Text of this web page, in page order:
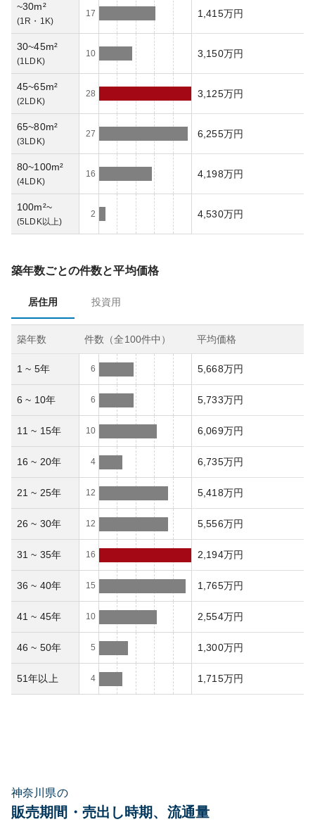
~30m²
(1R・1K)
17 1,415万円
30~45m²
(1LDK)
10 3,150万円
45~65m²
(2LDK)
28 3,125万円
65~80m²
(3LDK)
27 6,255万円
80~100m²
(4LDK)
16 4,198万円
100m²~
(5LDK以上)
2 4,530万円
築年数ごとの件数と平均価格
居住用 投資用
築年数 件数（全100件中） 平均価格
1 ~ 5年 6 5,668万円
6 ~ 10年 6 5,733万円
11 ~ 15年 10 6,069万円
16 ~ 20年 4 6,735万円
21 ~ 25年 12 5,418万円
26 ~ 30年 12 5,556万円
31 ~ 35年 16 2,194万円
36 ~ 40年 15 1,765万円
41 ~ 45年 10 2,554万円
46 ~ 50年 5 1,300万円
51年以上 4 1,715万円
神奈川県の
販売期間・売出し時期、流通量